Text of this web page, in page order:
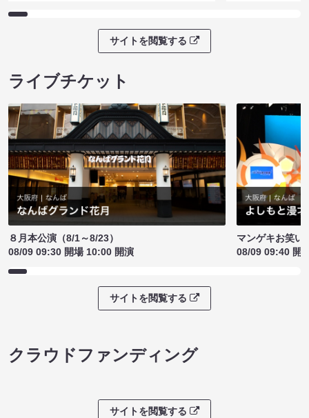
サイトを閲覧する
ライブチケット
８月本公演（8/1～8/23）
08/09 09:30 開場 10:00 開演
マンゲキお笑い
08/09 09:40 開
サイトを閲覧する
クラウドファンディング
サイトを閲覧する